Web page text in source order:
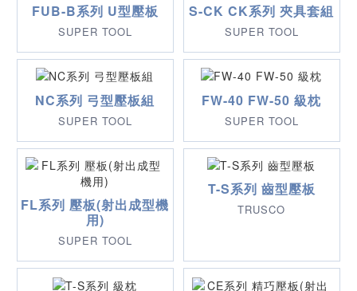
FUB-B系列 U型壓板
SUPER TOOL
S-CK CK系列 夾具套組
SUPER TOOL
NC系列 弓型壓板組
SUPER TOOL
FW-40 FW-50 級枕
SUPER TOOL
FL系列 壓板(射出成型機
用)
SUPER TOOL
T-S系列 齒型壓板
TRUSCO